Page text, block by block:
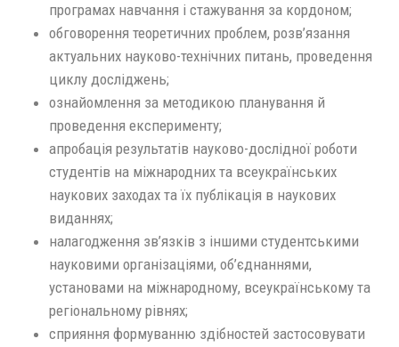
програмах навчання і стажування за кордоном;
обговорення теоретичних проблем, розв’язання
актуальних науково-технічних питань, проведення
циклу досліджень;
ознайомлення за методикою планування й
проведення експерименту;
апробація результатів науково-дослідної роботи
студентів на міжнародних та всеукраїнських
наукових заходах та їх публікація в наукових
виданнях;
налагодження зв’язків з іншими студентськими
науковими організаціями, об’єднаннями,
установами на міжнародному, всеукраїнському та
регіональному рівнях;
сприяння формуванню здібностей застосовувати